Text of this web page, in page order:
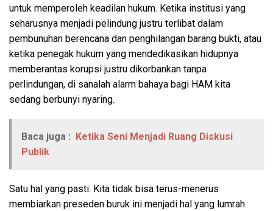
untuk memperoleh keadilan hukum. Ketika institusi yang
seharusnya menjadi pelindung justru terlibat dalam
pembunuhan berencana dan penghilangan barang bukti, atau
ketika penegak hukum yang mendedikasikan hidupnya
memberantas korupsi justru dikorbankan tanpa
perlindungan, di sanalah alarm bahaya bagi HAM kita
sedang berbunyi nyaring.
Baca juga :
Ketika Seni Menjadi Ruang Diskusi
Publik
Satu hal yang pasti: Kita tidak bisa terus-menerus
membiarkan preseden buruk ini menjadi hal yang lumrah.